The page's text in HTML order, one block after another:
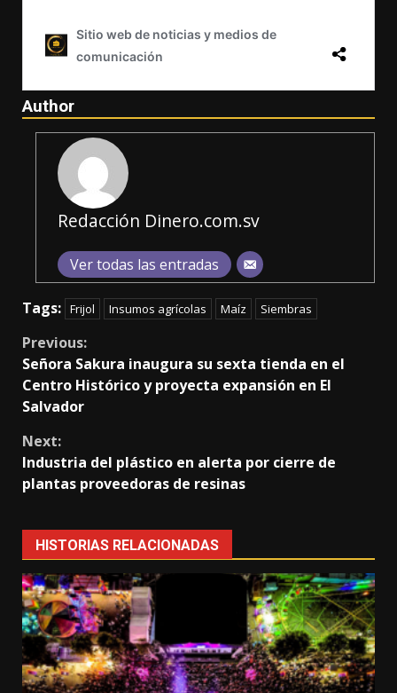
Author
Redacción Dinero.com.sv
Ver todas las entradas
Tags: Frijol Insumos agrícolas Maíz Siembras
Continue
Reading
Previous:
Señora Sakura inaugura su sexta tienda en el
Centro Histórico y proyecta expansión en El
Salvador
Next:
Industria del plástico en alerta por cierre de
plantas proveedoras de resinas
HISTORIAS RELACIONADAS